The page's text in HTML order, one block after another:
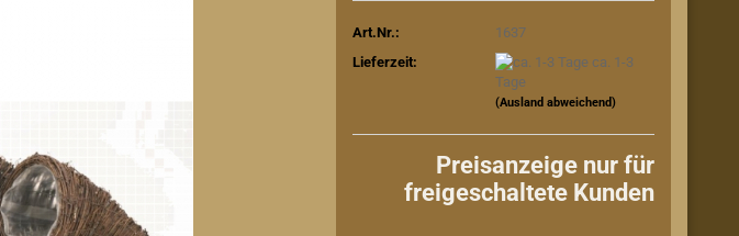
Art.Nr.:
1637
Lieferzeit:
ca. 1-3
Tage
(Ausland abweichend)
Preisanzeige nur für
freigeschaltete Kunden